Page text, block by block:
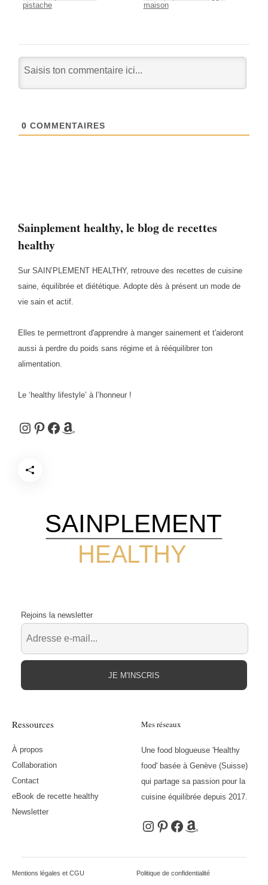
Sainplement healthy, le blog de recettes
healthy
Sur SAIN’PLEMENT HEALTHY, retrouve des recettes de cuisine
saine, équilibrée et diététique. Adopte dès à présent un mode de
vie sain et actif.
Elles te permettront d'apprendre à manger sainement et t'aideront
aussi à perdre du poids sans régime et à rééquilibrer ton
alimentation.
Le ‘healthy lifestyle’ à l’honneur !
Instagram
Pinterest
Facebook
Amazon
pistache
maison
0 COMMENTAIRES
HEALTHY
SAINPLEMENT
Ressources
À propos
Collaboration
Contact
eBook de recette healthy
Newsletter
Mes réseaux
Une food blogueuse 'Healthy
food' basée à Genève (Suisse)
qui partage sa passion pour la
cuisine équilibrée depuis 2017.
Instagram
Pinterest
Facebook
Amazon
Rejoins la newsletter
JE M'INSCRIS
Mentions légales et CGU Politique de confidentialité